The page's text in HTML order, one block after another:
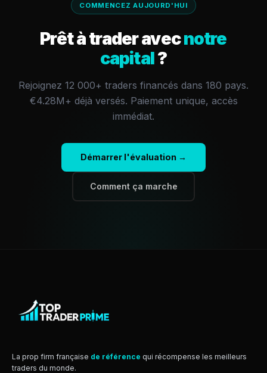
COMMENCEZ AUJOURD'HUI
Prêt à trader avecnotre
capital?
Rejoignez 12 000+ traders financés dans 180 pays.
€4.28M+ déjà versés. Paiement unique, accès
immédiat.
Démarrer l'évaluation →
Comment ça marche
La prop firm française de référence qui récompense les meilleurs
traders du monde.